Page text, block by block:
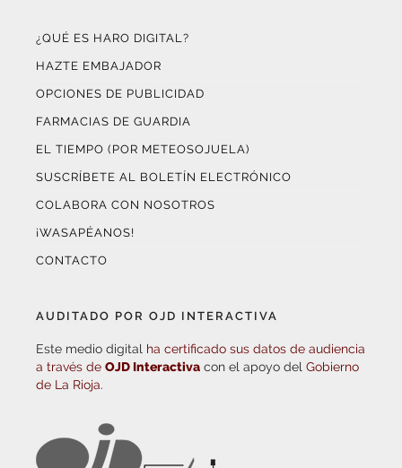
¿QUÉ ES HARO DIGITAL?
HAZTE EMBAJADOR
OPCIONES DE PUBLICIDAD
FARMACIAS DE GUARDIA
EL TIEMPO (POR METEOSOJUELA)
SUSCRÍBETE AL BOLETÍN ELECTRÓNICO
COLABORA CON NOSOTROS
¡WASAPÉANOS!
CONTACTO
AUDITADO POR OJD INTERACTIVA
Este medio digital ha certificado sus datos de audiencia
a través de OJD Interactiva con el apoyo del Gobierno
de La Rioja.